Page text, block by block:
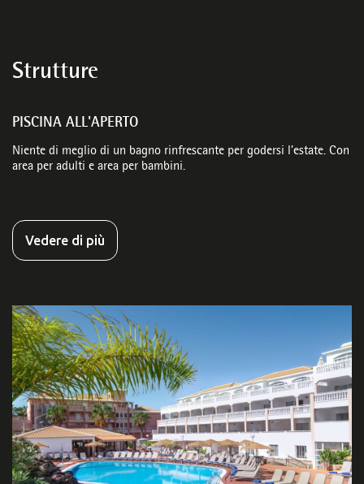
Strutture
PISCINA ALL'APERTO
Niente di meglio di un bagno rinfrescante per godersi l’estate. Con
area per adulti e area per bambini.
Vedere di più